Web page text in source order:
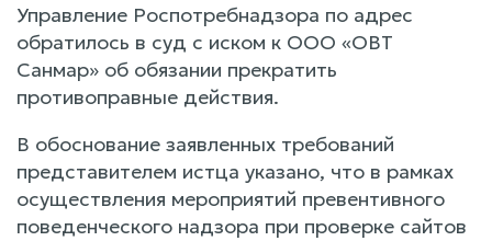
Управление Роспотребнадзора по адрес
обратилось в суд с иском к ООО «ОВТ
Санмар» об обязании прекратить
противоправные действия.
В обоснование заявленных требований
представителем истца указано, что в рамках
осуществления мероприятий превентивного
поведенческого надзора при проверке сайтов